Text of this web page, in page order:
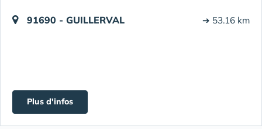
91690 - GUILLERVAL ➔ 53.16 km
Plus d'infos